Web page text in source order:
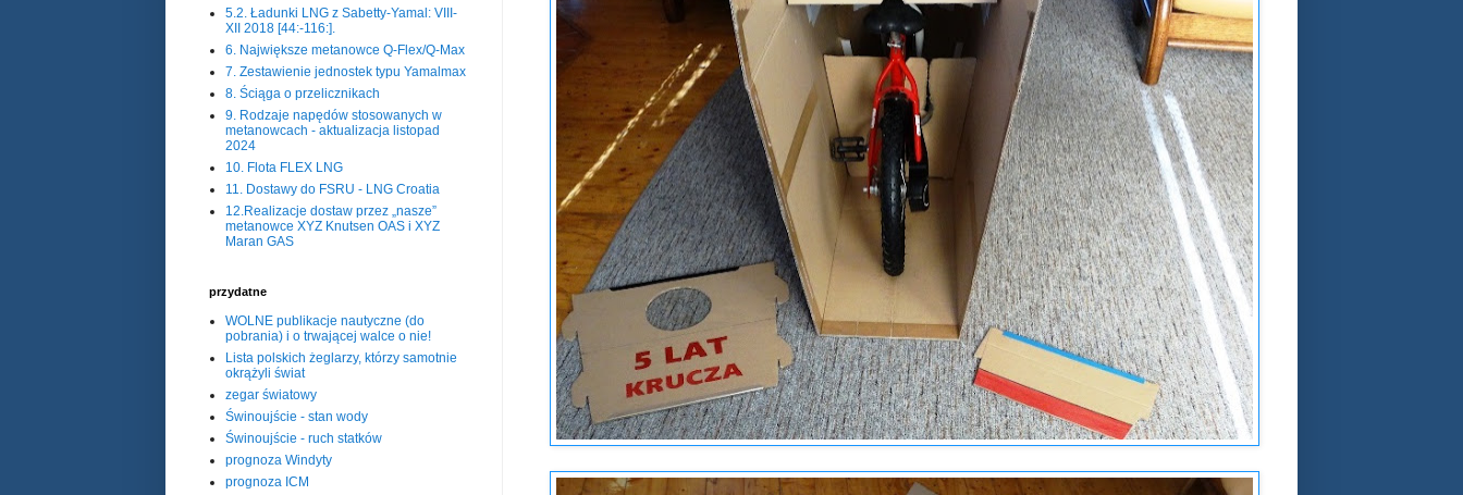
5.2. Ładunki LNG z Sabetty-Yamal: VIII-
XII 2018 [44:-116:].
6. Największe metanowce Q-Flex/Q-Max
7. Zestawienie jednostek typu Yamalmax
8. Ściąga o przelicznikach
9. Rodzaje napędów stosowanych w
metanowcach - aktualizacja listopad
2024
10. Flota FLEX LNG
11. Dostawy do FSRU - LNG Croatia
12.Realizacje dostaw przez „nasze”
metanowce XYZ Knutsen OAS i XYZ
Maran GAS
przydatne
WOLNE publikacje nautyczne (do
pobrania) i o trwającej walce o nie!
Lista polskich żeglarzy, którzy samotnie
okrążyli świat
zegar światowy
Świnoujście - stan wody
Świnoujście - ruch statków
prognoza Windyty
prognoza ICM